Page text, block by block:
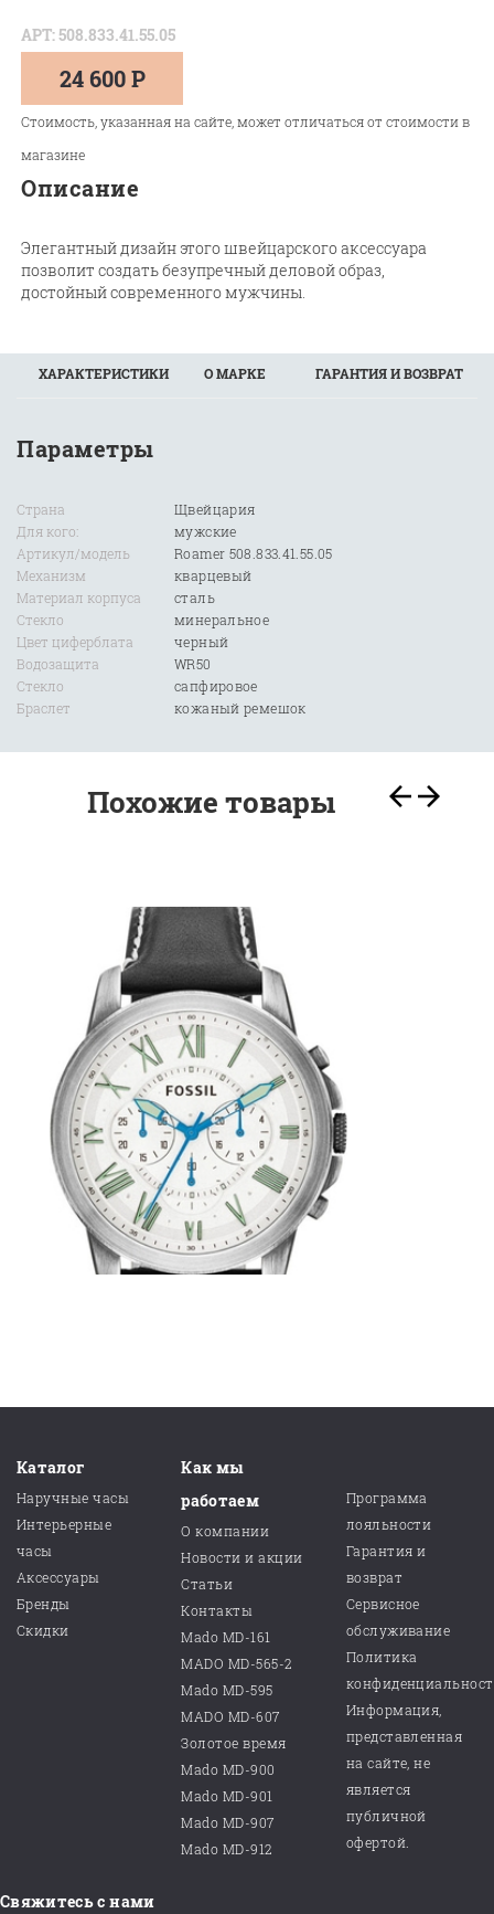
АРТ: 508.833.41.55.05
24 600 Р
Стоимость, указанная на сайте, может отличаться от стоимости в
магазине
Описание
Элегантный дизайн этого швейцарского аксессуара
позволит создать безупречный деловой образ,
достойный современного мужчины.
ХАРАКТЕРИСТИКИ О МАРКЕ ГАРАНТИЯ И ВОЗВРАТ
Параметры
Страна
Для кого:
Артикул/модель
Механизм
Материал корпуса
Стекло
Цвет циферблата
Водозащита
Стекло
Браслет
Щвейцария
мужские
Roamer 508.833.41.55.05
кварцевый
сталь
минеральное
черный
WR50
сапфировое
кожаный ремешок
Похожие товары
Каталог
Наручные часы
Интерьерные
часы
Аксессуары
Бренды
Скидки
Как мы
работаем
О компании
Новости и акции
Статьи
Контакты
Mado MD-161
MADO MD-565-2
Mado MD-595
MADO MD-607
Золотое время
Mado MD-900
Mado MD-901
Mado MD-907
Mado MD-912
Программа
лояльности
Гарантия и
возврат
Сервисное
обслуживание
Политика
Информация,
представленная
на сайте, не
является
публичной
офертой.
Свяжитесь с нами